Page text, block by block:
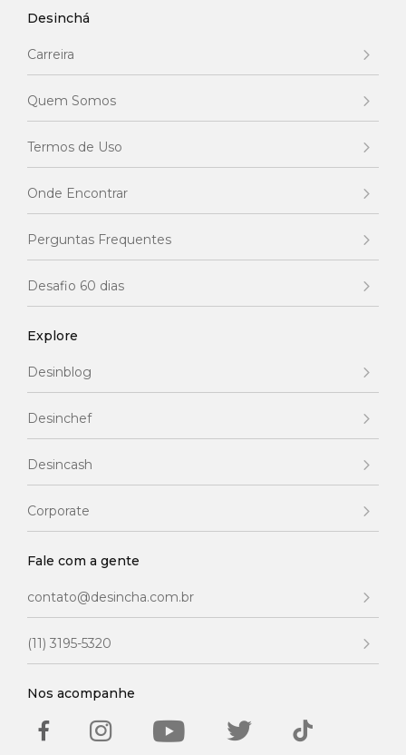
Desinchá
Carreira
Quem Somos
Termos de Uso
Onde Encontrar
Perguntas Frequentes
Desafio 60 dias
Explore
Desinblog
Desinchef
Desincash
Corporate
Fale com a gente
contato@desincha.com.br
(11) 3195-5320
Nos acompanhe